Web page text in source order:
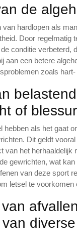
de
van hardlopen als
Door regelmatig
conditie
aan een betere
zoals
of
hebben als het gaat
Dit geldt
van het herhaaldelijk
gewrichten, wat
van deze sport
letsel te